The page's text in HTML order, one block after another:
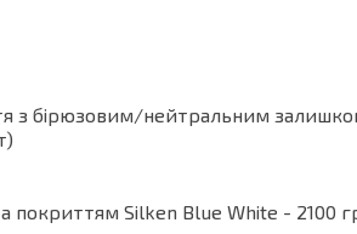
з бірюзовим/нейтральним
покриттям Silken Blue White - 2100